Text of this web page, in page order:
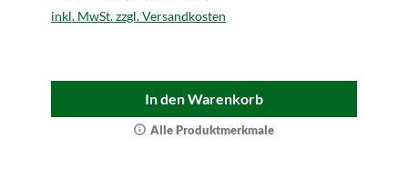
inkl. MwSt. zzgl. Versandkosten
In den Warenkorb
Alle Produktmerkmale